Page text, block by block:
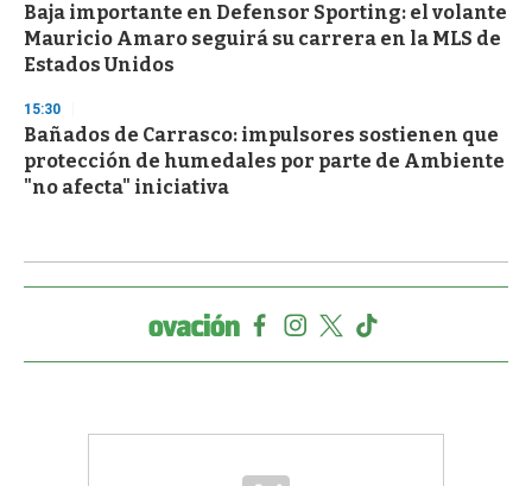
Baja importante en Defensor Sporting: el volante
Mauricio Amaro seguirá su carrera en la MLS de
Estados Unidos
15:30
Bañados de Carrasco: impulsores sostienen que
protección de humedales por parte de Ambiente
"no afecta" iniciativa